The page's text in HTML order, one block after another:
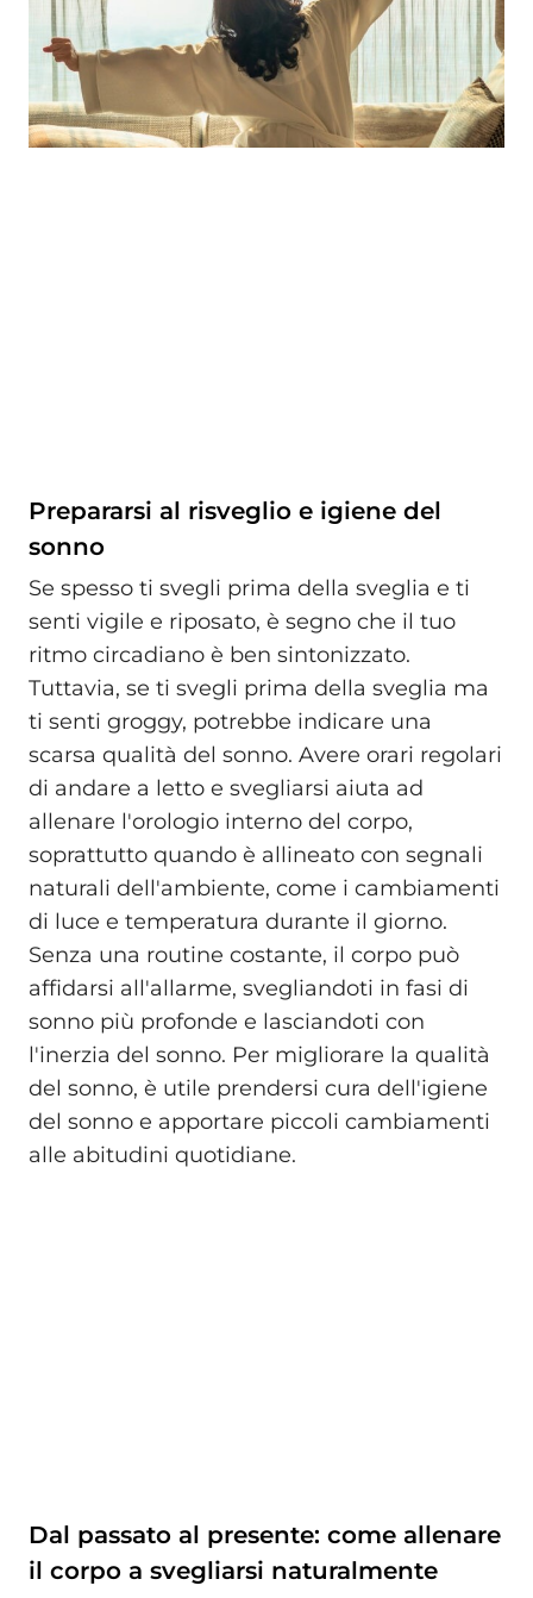
Prepararsi al risveglio e igiene del
sonno
Se spesso ti svegli prima della sveglia e ti
senti vigile e riposato, è segno che il tuo
ritmo circadiano è ben sintonizzato.
Tuttavia, se ti svegli prima della sveglia ma
ti senti groggy, potrebbe indicare una
scarsa qualità del sonno. Avere orari regolari
di andare a letto e svegliarsi aiuta ad
allenare l'orologio interno del corpo,
soprattutto quando è allineato con segnali
naturali dell'ambiente, come i cambiamenti
di luce e temperatura durante il giorno.
Senza una routine costante, il corpo può
affidarsi all'allarme, svegliandoti in fasi di
sonno più profonde e lasciandoti con
l'inerzia del sonno. Per migliorare la qualità
del sonno, è utile prendersi cura dell'igiene
del sonno e apportare piccoli cambiamenti
alle abitudini quotidiane.
Dal passato al presente: come allenare
il corpo a svegliarsi naturalmente